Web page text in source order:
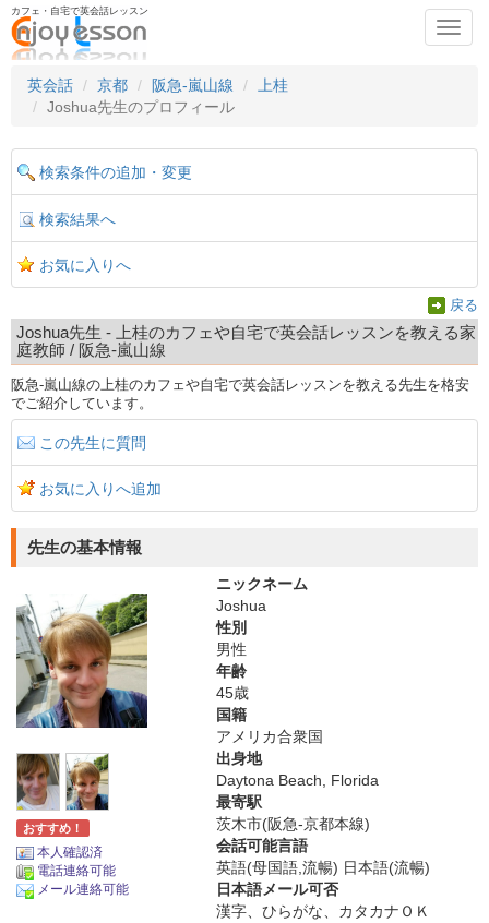
カフェ・自宅で英会話レッスン
英会話
京都 阪急-嵐山線
上桂
Joshua先生のプロフィール
検索条件の追加・変更
検索結果へ
お気に入りへ
戻る
Joshua先生 - 上桂のカフェや自宅で英会話レッスンを教える家
庭教師 / 阪急-嵐山線
阪急-嵐山線の上桂のカフェや自宅で英会話レッスンを教える先生を格安
でご紹介しています。
この先生に質問
お気に入りへ追加
先生の基本情報
おすすめ！
本人確認済
電話連絡可能
メール連絡可能
ニックネーム
Joshua
性別
男性
年齢
45歳
国籍
アメリカ合衆国
出身地
Daytona Beach, Florida
最寄駅
茨木市(阪急-京都本線)
会話可能言語
英語(母国語,流暢) 日本語(流暢)
日本語メール可否
漢字、ひらがな、カタカナＯＫ